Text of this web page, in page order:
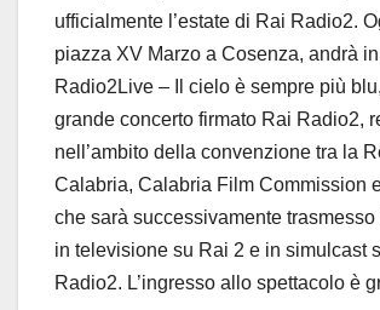
ufficialmente l’estate di Rai Radio2.
piazza XV Marzo a Cosenza, andrà
Radio2Live – Il cielo è sempre più
grande concerto firmato Rai Radio2,
nell’ambito della convenzione tra la
Calabria, Calabria Film Commission
che sarà successivamente
in televisione su Rai 2 e in simulcast
Radio2. L’ingresso allo spettacolo è